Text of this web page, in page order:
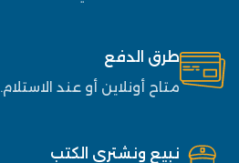
طرق الدفع
متاح أونلاين أو عند الاستلام.
نبيع ونشتري الكتب